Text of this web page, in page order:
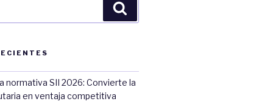
normativa SII 2026: Convierte la
en ventaja competitiva